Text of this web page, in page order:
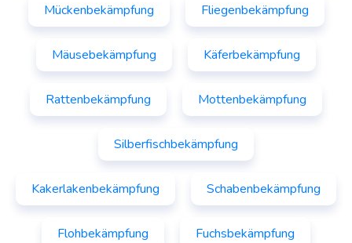
Mückenbekämpfung Fliegenbekämpfung
Mäusebekämpfung Käferbekämpfung
Rattenbekämpfung Mottenbekämpfung
Silberfischbekämpfung
Kakerlakenbekämpfung Schabenbekämpfung
Flohbekämpfung Fuchsbekämpfung